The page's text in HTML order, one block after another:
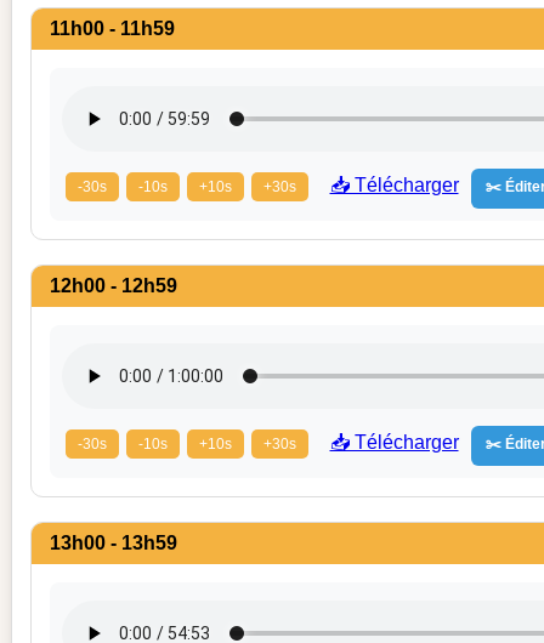
11h00 - 11h59
-30s -10s +10s +30s 📥 Télécharger ✂️
12h00 - 12h59
-30s -10s +10s +30s 📥 Télécharger ✂️
13h00 - 13h59